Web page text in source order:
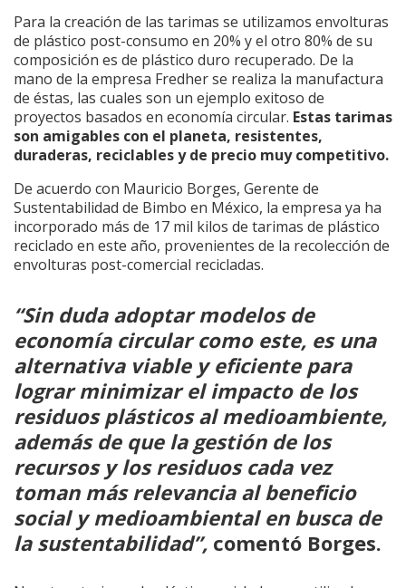
Para la creación de las tarimas se utilizamos envolturas
de plástico post-consumo en 20% y el otro 80% de su
composición es de plástico duro recuperado. De la
mano de la empresa Fredher se realiza la manufactura
de éstas, las cuales son un ejemplo exitoso de
proyectos basados en economía circular. Estas tarimas
son amigables con el planeta, resistentes,
duraderas, reciclables y de precio muy competitivo.
De acuerdo con Mauricio Borges, Gerente de
Sustentabilidad de Bimbo en México, la empresa ya ha
incorporado más de 17 mil kilos de tarimas de plástico
reciclado en este año, provenientes de la recolección de
envolturas post-comercial recicladas.
“Sin duda adoptar modelos de
economía circular como este, es una
alternativa viable y eficiente para
lograr minimizar el impacto de los
residuos plásticos al medioambiente,
además de que la gestión de los
recursos y los residuos cada vez
toman más relevancia al beneficio
social y medioambiental en busca de
la sustentabilidad”, comentó Borges.